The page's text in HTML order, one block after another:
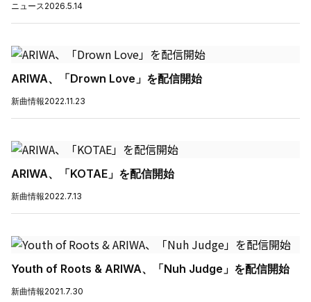
ニュース2026.5.14
ARIWA、「Drown Love」を配信開始
新曲情報2022.11.23
ARIWA、「KOTAE」を配信開始
新曲情報2022.7.13
Youth of Roots & ARIWA、「Nuh Judge」を配信開始
新曲情報2021.7.30